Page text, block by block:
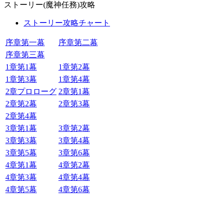
ストーリー(魔神任務)攻略
ストーリー攻略チャート
序章第一幕
序章第二幕
序章第三幕
1章第1幕
1章第2幕
1章第3幕
1章第4幕
2章プロローグ 2章第1幕
2章第2幕
2章第3幕
2章第4幕
3章第1幕
3章第2幕
3章第3幕
3章第4幕
3章第5幕
3章第6幕
4章第1幕
4章第2幕
4章第3幕
4章第4幕
4章第5幕
4章第6幕